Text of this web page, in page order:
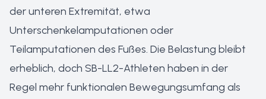
der unteren Extremität, etwa
Unterschenkelamputationen oder
Teilamputationen des Fußes. Die Belastung bleibt
erheblich, doch SB-LL2-Athleten haben in der
Regel mehr funktionalen Bewegungsumfang als